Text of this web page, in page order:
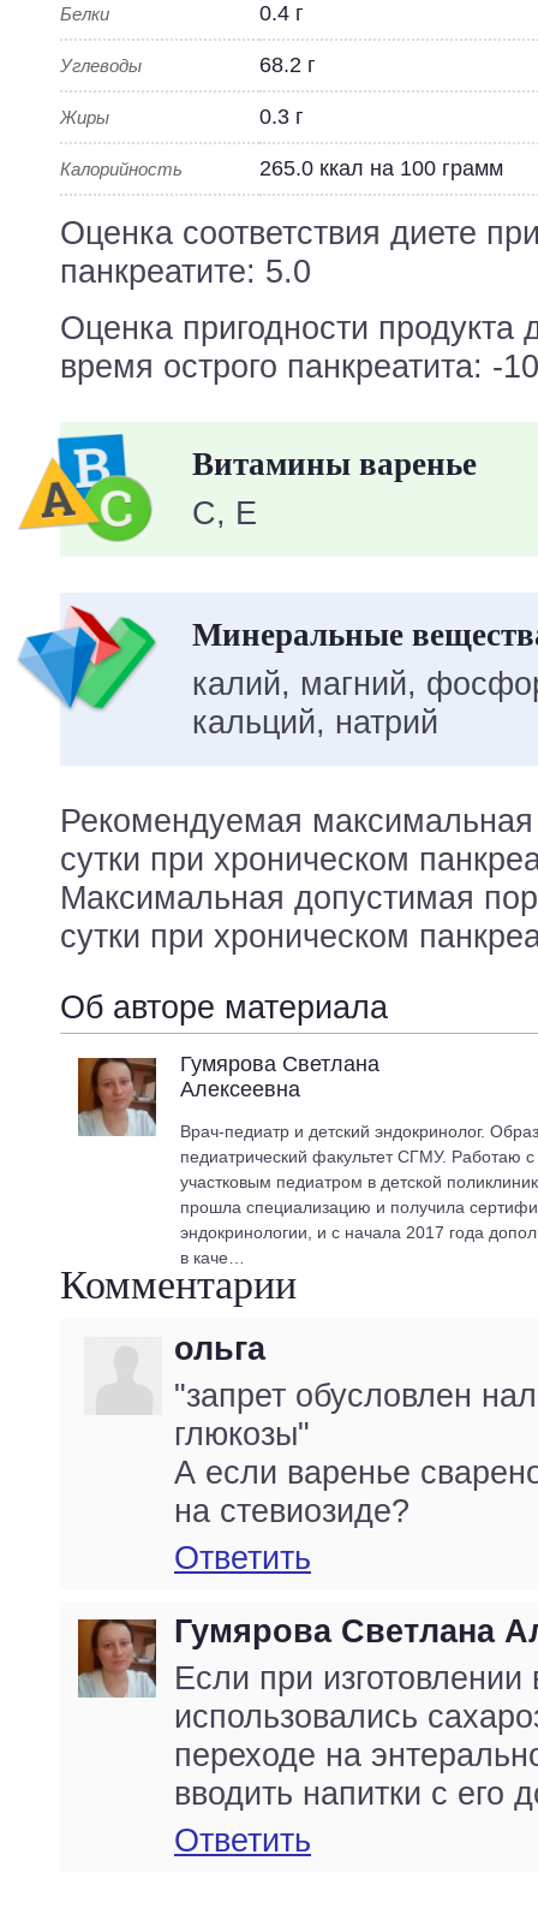
Белки 0.4 г
Углеводы 68.2 г
Жиры 0.3 г
Калорийность 265.0 ккал на 100 грамм
Оценка соответствия диете
панкреатите: 5.0
Оценка пригодности продукта
время острого панкреатита: -
Витамины варенье
C, E
Минеральные
калий, магний,
кальций, натрий
Рекомендуемая
сутки при хроническом
Максимальная допустимая
сутки при хроническом
Об авторе материала
Гумярова Светлана
Алексеевна
Врач-педиатр и детский эндокринолог.
педиатрический факультет СГМУ. Работаю
участковым педиатром в детской
прошла специализацию и получила
эндокринологии, и с начала 2017 года
в каче…
Комментарии
ольга
"запрет обусловлен
глюкозы"
А если варенье
на стевиозиде?
Ответить
Гумярова Светлана
Если при изготовлении
использовались
переходе на
вводить напитки с его
Ответить